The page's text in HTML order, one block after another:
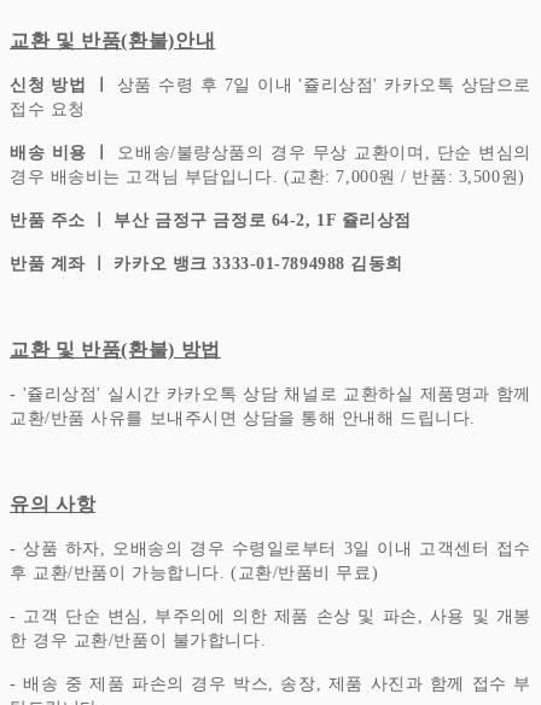
교환 및 반품(환불)안내
신청 방법 ㅣ 상품 수령 후 7일 이내 '쥴리상점' 카카오톡 상담으로
접수 요청
배송 비용 ㅣ
오배송/불량상품의 경우 무상 교환이며, 단순 변심의
경우 배송비는 고객님 부담입니다. (교환: 7,000원 / 반품: 3,500원)
반품 주소 ㅣ 부산 금정구 금정로 64-2, 1F 쥴리상점
반품 계좌 ㅣ 카카오 뱅크 3333-01-7894988 김동희
교환 및 반품(환불) 방법
- '쥴리상점' 실시간 카카오톡 상담 채널로 교환하실 제품명과 함께
교환/반품 사유를 보내주시면 상담을 통해 안내해 드립니다.
유의 사항
- 상품 하자, 오배송의 경우 수령일로부터 3일 이내 고객센터 접수
후 교환/반품이 가능합니다. (교환/반품비 무료)
- 고객 단순 변심, 부주의에 의한 제품 손상 및 파손, 사용 및 개봉
한 경우 교환/반품이 불가합니다.
- 배송 중 제품 파손의 경우 박스, 송장, 제품 사진과 함께 접수 부